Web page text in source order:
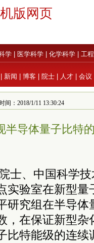
版网页
学 医学科学 化学科学 工
新闻 博客 院士 人才 会议
：2018/1/11 13:30:24
半导体量子比特
士、中国科学
实验室在新型量
研究组在半导体
，在保证新型
比特能级的连续